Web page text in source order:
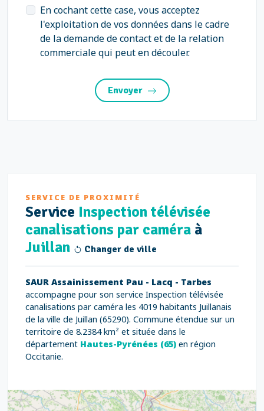
En cochant cette case, vous acceptez
l'exploitation de vos données dans le cadre
de la demande de contact et de la relation
commerciale qui peut en découler.
Envoyer
SERVICE DE PROXIMITÉ
Service Inspection télévisée
canalisations par caméra à
Juillan
Changer de ville
SAUR Assainissement Pau - Lacq - Tarbes
accompagne pour son service Inspection télévisée
canalisations par caméra les 4019 habitants Juillanais
de la ville de Juillan (65290). Commune étendue sur un
territoire de 8.2384 km² et située dans le
département Hautes-Pyrénées (65) en région
Occitanie.